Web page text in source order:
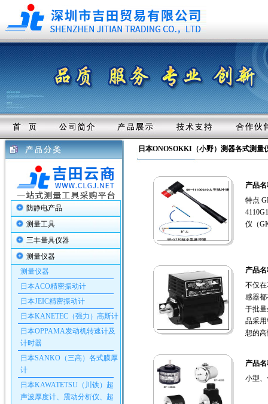
防静电产品
测量工具
三丰量具仪器
测量仪器
测量仪器
日本ACO精密振动计
日本JEIC精密振动计
日本KANETEC（强力）高斯计
日本OPPAMA发动机转速计及
计时器
日本SANKO（三高）各式膜厚
计
日本KAWATETSU（川铁）超
声波厚度计、震动分析仪、超
日本ONOSOKKI（小野）测器各式测量
产品
特点
仪（
产品
不仅
感器
于批
品采
想的高
产品
小型